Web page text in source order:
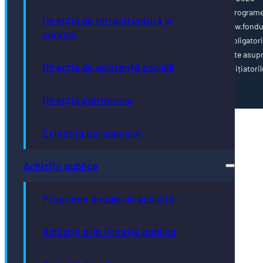
Direcția de infrastructură și
servicii
Direcția de asistență socială
Direcția patrimoniu
Evidența persoanelor
Achiziții publice
Programe anuale de achiziții
Achiziții prin licitație publică
www.poca.ro Pentru informații detaliate despre celelalte
cofinanțate de Uniunea Europeană, vă invităm să vizitați
ue.ro Conținutul acestei pagini web nu reprezintă în mod
poziția oficială a Uniunii Europene. Întreaga responsabilitate
corectitudinii și coerenței informațiilor prezentate revine